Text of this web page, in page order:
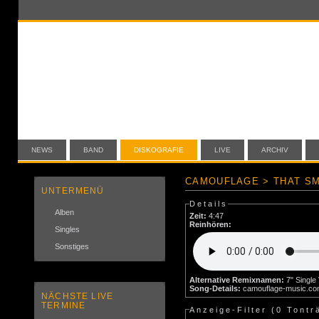
NEWS BAND DISKOGRAFIE LIVE ARCHIV
UNTERMENÜ
Alben
Singles
Sonstiges
NÄCHSTE LIVE
TERMINE
CAMOUFLAGE > THAT
Details
Zeit: 4:47
Reinhören:
Alternative Remixnamen:
Song-Details: camouflage-
Anzeige-Filter (0